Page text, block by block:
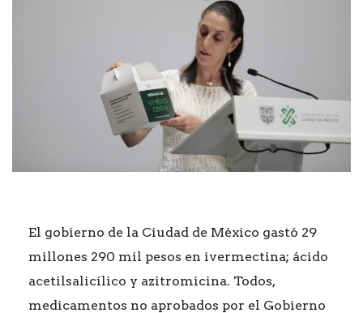
El gobierno de la Ciudad de México gastó 29
millones 290 mil pesos en ivermectina; ácido
acetilsalicílico y azitromicina. Todos,
medicamentos no aprobados por el Gobierno